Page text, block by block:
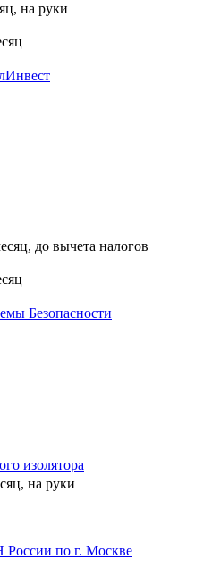
на руки
до вычета налогов
Безопасности
изолятора
на руки
по г. Москве